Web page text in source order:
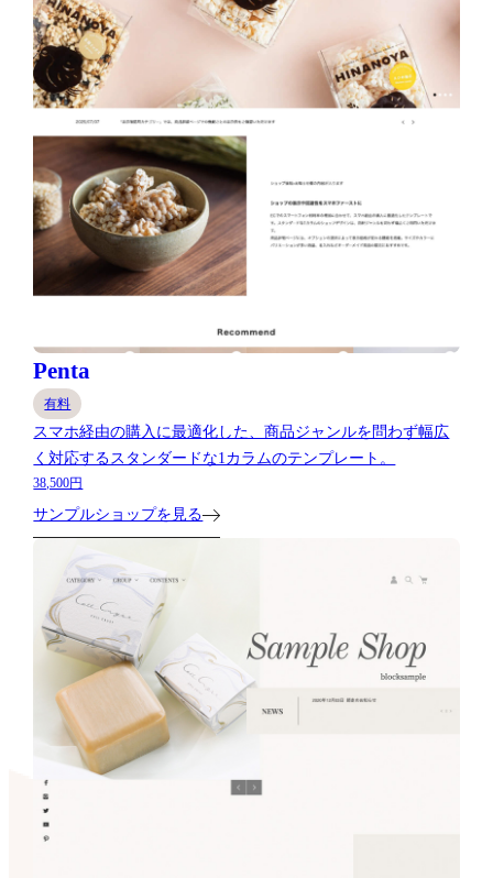
Penta
有料
スマホ経由の購入に最適化した、商品ジャンルを問わず幅広
く対応するスタンダードな1カラムのテンプレート。
38,500円
サンプルショップを見る